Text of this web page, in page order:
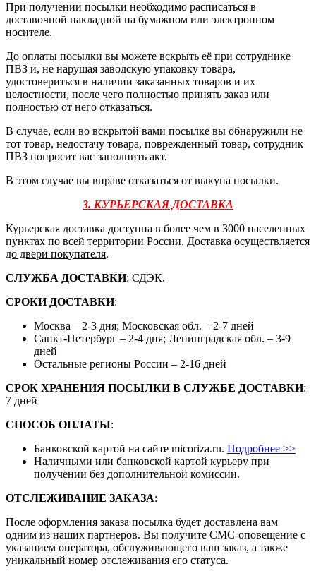
При получении посылки необходимо расписаться в
доставочной накладной на бумажном или электронном
носителе.
До оплаты посылки вы можете вскрыть её при сотруднике
ПВЗ и, не нарушая заводскую упаковку товара,
удостовериться в наличии заказанных товаров и их
целостности, после чего полностью принять заказ или
полностью от него отказаться.
В случае, если во вскрытой вами посылке вы обнаружили не
тот товар, недостачу товара, поврежденный товар, сотрудник
ПВЗ попросит вас заполнить акт.
В этом случае вы вправе отказаться от выкупа посылки.
3. КУРЬЕРСКАЯ ДОСТАВКА
Курьерская доставка доступна в более чем в 3000 населенных
пунктах по всей территории России. Доставка осуществляется
до двери покупателя.
СЛУЖБА ДОСТАВКИ: СДЭК.
СРОКИ ДОСТАВКИ:
Москва – 2-3 дня; Московская обл. – 2-7 дней
Санкт-Петербург – 2-4 дня; Ленинградская обл. – 3-9
дней
Остальные регионы России – 2-16 дней
СРОК ХРАНЕНИЯ ПОСЫЛКИ В СЛУЖБЕ ДОСТАВКИ:
7 дней
СПОСОБ ОПЛАТЫ:
Банковской картой на сайте micoriza.ru. Подробнее >>
Наличными или банковской картой курьеру при
получении без дополнительной комиссии.
ОТСЛЕЖИВАНИЕ ЗАКАЗА:
После оформления заказа посылка будет доставлена вам
одним из наших партнеров. Вы получите СМС-оповещение с
указанием оператора, обслуживающего ваш заказ, а также
уникальный номер отслеживания его статуса.